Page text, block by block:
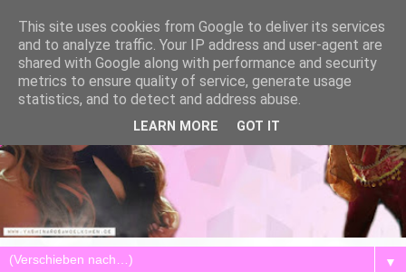
▼
This site uses cookies from Google to deliver its services
and to analyze traffic. Your IP address and user-agent are
shared with Google along with performance and security
metrics to ensure quality of service, generate usage
statistics, and to detect and address abuse.
LEARN MORE GOT IT